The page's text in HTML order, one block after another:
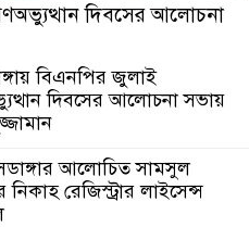
দিবসের আলোচনা
বিএনপির জুলাই
দিবসের আলোচনা সভায়
আলোচিত সামসুল
নিকাহ রেজিস্ট্রার লাইসেন্স